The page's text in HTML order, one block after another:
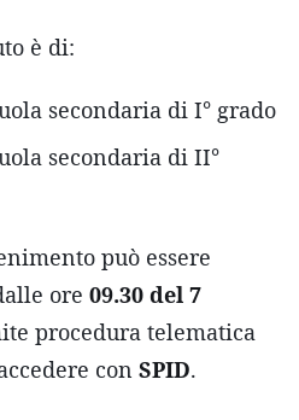
è di:
secondaria di I° grado
secondaria di II°
può essere
ore 09.30 del 7
procedura telematica
con SPID.